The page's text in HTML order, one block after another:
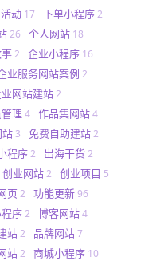
动 17 下单小程序2
26 个人网站 18
2 企业小程序 16
业服务网站案例 2
网站建站2
理 4 作品集网站4
站 3 免费自助建站2
程序2 出海干货2
创业网站2 创业项目 5
页 2 功能更新96
序2 博客网站4
站2 品牌网站7
站2 商城小程序 10